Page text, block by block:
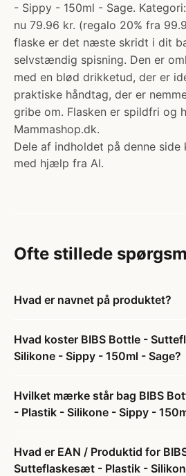
- Sippy - 150ml - Sage.
nu 79.96 kr. (regalo 20% fra
flaske er det næste skridt i dit
selvstændig spisning. Den er
med en blød drikketud, der er
praktiske håndtag, der er
gribe om. Flasken er spildfri og
Mammashop.dk.
Dele af indholdet på denne
med hjælp fra AI.
Ofte stillede
Hvad er navnet på produktet?
Hvad koster BIBS Bottle -
Silikone - Sippy - 150ml - Sage?
Hvilket mærke står bag BIBS
- Plastik - Silikone - Sippy -
Hvad er EAN / Produktid for
Sutteflaskesæt - Plastik -